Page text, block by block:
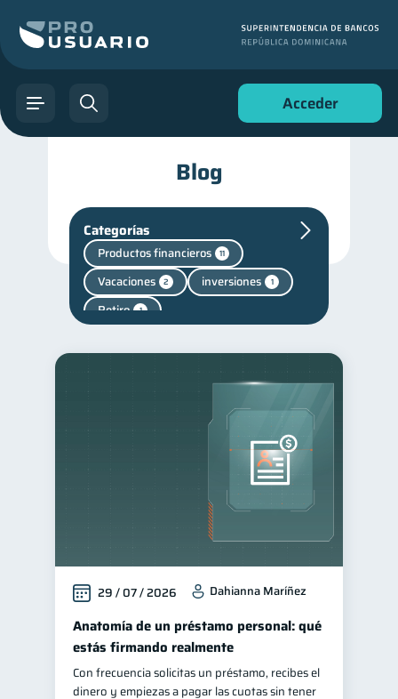
Acceder
Blog
Categorías
Productos financieros 11
Vacaciones 2 inversiones 1
Retiro 1
Finanzas para jóvenes
22
22
Finanzas para mujeres 20
Seguridad financiera 13
Salud financiera 12
Organización Financiera 10
Deudas 10
29 / 07 / 2026 Dahianna Maríñez
Anatomía de un préstamo personal: qué
estás firmando realmente
Con frecuencia solicitas un préstamo, recibes el
dinero y empiezas a pagar las cuotas sin tener